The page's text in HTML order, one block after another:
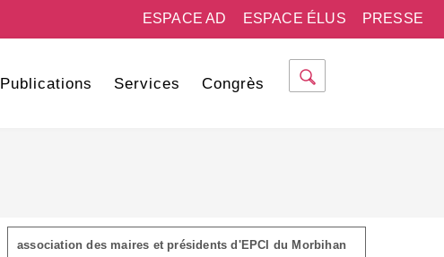
PRESSE
ESPACE ÉLUS
ESPACE AD
Publications Services Congrès
association des maires et présidents d'EPCI du Morbihan